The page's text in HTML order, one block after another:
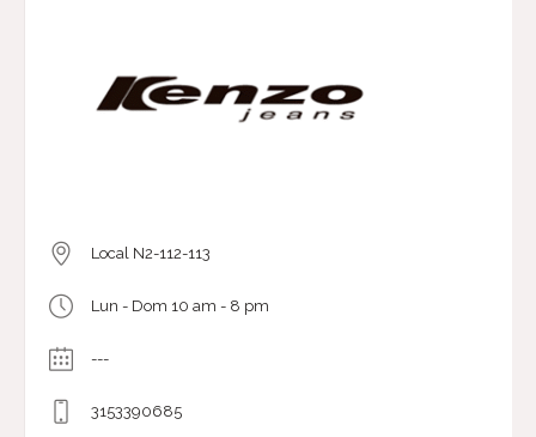
Local N2-112-113
Lun - Dom 10 am - 8 pm
---
3153390685